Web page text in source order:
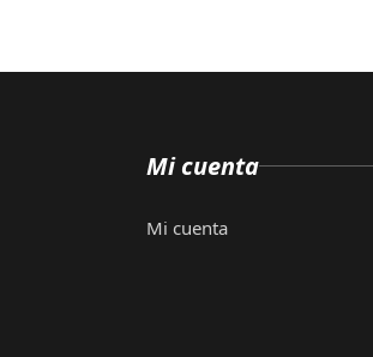
Mi cuenta
Mi cuenta